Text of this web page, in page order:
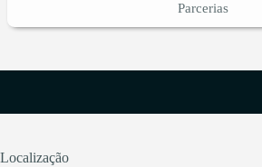
Parcerias
Localização